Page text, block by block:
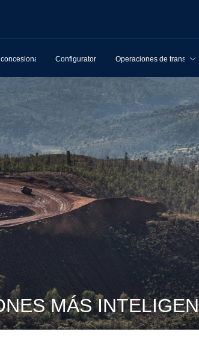
Configurator Operaciones de transporte
MÁS